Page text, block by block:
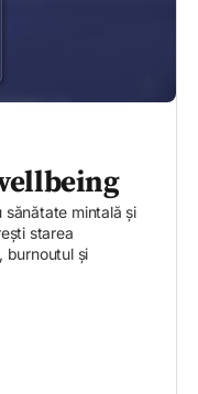
sănătate mintală și
starea
burnoutul și